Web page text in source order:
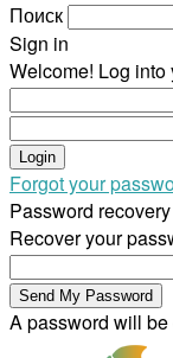
Поиск
Sign in
Welcome! Log into
Forgot your
Password recovery
Recover your
A password will